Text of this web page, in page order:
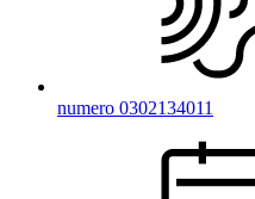
numero 0302134011